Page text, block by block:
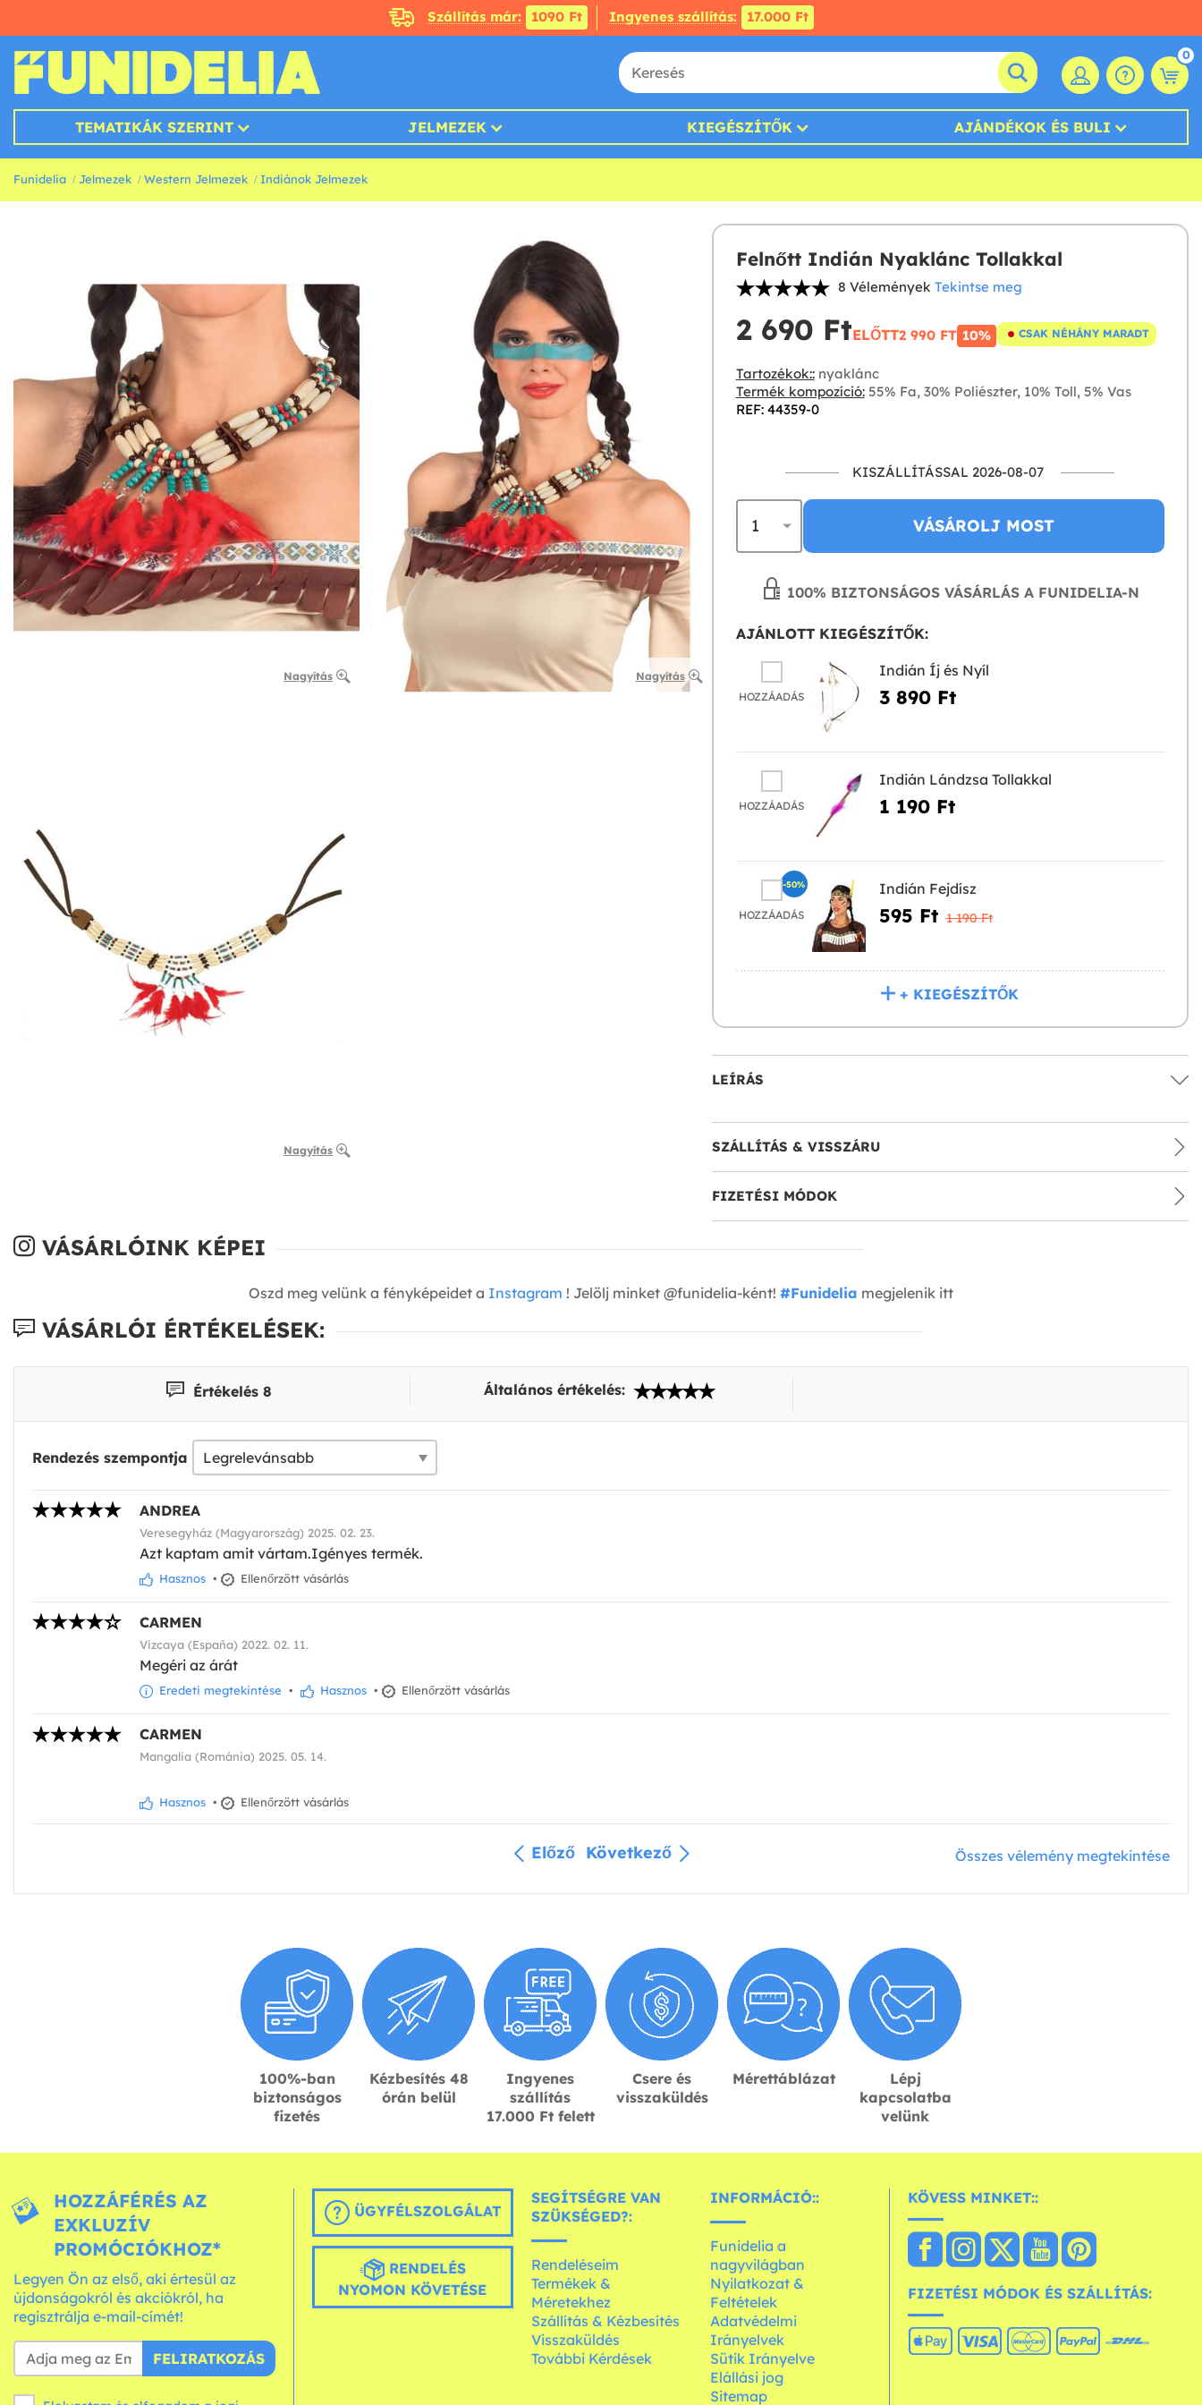
Szállítás már: 1090 Ft Ingyenes szállítás: 17.000 Ft
0
TEMATIKÁK SZERINT JELMEZEK KIEGÉSZÍTŐK AJÁNDÉKOK ÉS BULI
Funidelia Jelmezek Western Jelmezek Indiánok Jelmezek
Nagyítás Nagyítás
Nagyítás
Felnőtt Indián Nyaklánc Tollakkal
8 Vélemények Tekintse meg
2 690 Ft‎ELŐTT2 990 FT‎ 10% CSAK NÉHÁNY MARADT
Tartozékok::nyaklánc
Termék kompozíció:55% Fa, 30% Poliészter, 10% Toll, 5% Vas
REF: 44359-0
KISZÁLLÍTÁSSAL 2026-08-07
VÁSÁROLJ MOST
100% BIZTONSÁGOS VÁSÁRLÁS A FUNIDELIA-N
AJÁNLOTT KIEGÉSZÍTŐK:
HOZZÁADÁS
Indián Íj és Nyíl
3 890 Ft‎
HOZZÁADÁS
Indián Lándzsa Tollakkal
1 190 Ft‎
HOZZÁADÁS
Indián Fejdísz
595 Ft‎ 1 190 Ft‎
-50%
+ KIEGÉSZÍTŐK
LEÍRÁS
SZÁLLÍTÁS & VISSZÁRU
FIZETÉSI MÓDOK
VÁSÁRLÓINK KÉPEI
Oszd meg velünk a fényképeidet a Instagram ! Jelölj minket @funidelia-ként! #Funidelia megjelenik itt
VÁSÁRLÓI ÉRTÉKELÉSEK:
Értékelés 8 Általános értékelés:
Rendezés szempontja
ANDREA
Veresegyház (Magyarország) 2025. 02. 23.
Azt kaptam amit vártam.Igényes termék.
Hasznos • Ellenőrzött vásárlás
CARMEN
Vizcaya (España) 2022. 02. 11.
Megéri az árát
Eredeti megtekintése • Hasznos • Ellenőrzött vásárlás
CARMEN
Mangalia (Románia) 2025. 05. 14.
Hasznos • Ellenőrzött vásárlás
Előző Következő Összes vélemény megtekintése
100%-ban
biztonságos
fizetés
Kézbesítés 48
órán belül
Ingyenes
szállítás
17.000 Ft felett
Csere és
visszaküldés
Mérettáblázat
Lépj
kapcsolatba
velünk
HOZZÁFÉRÉS AZ
EXKLUZÍV
PROMÓCIÓKHOZ*
Legyen Ön az első, aki értesül az
újdonságokról és akciókról, ha
regisztrálja e-mail-címét!
FELIRATKOZÁS
ÜGYFÉLSZOLGÁLAT
RENDELÉS
NYOMON KÖVETÉSE
SEGÍTSÉGRE VAN
SZÜKSÉGED?:
Rendeléseim
Termékek &
Méretekhez
Szállítás & Kézbesítés
Visszaküldés
További Kérdések
INFORMÁCIÓ::
Funidelia a
nagyvilágban
Nyilatkozat &
Feltételek
Adatvédelmi
Irányelvek
Sütik Irányelve
Elállási jog
Sitemap
KÖVESS MINKET::
FIZETÉSI MÓDOK ÉS SZÁLLÍTÁS: